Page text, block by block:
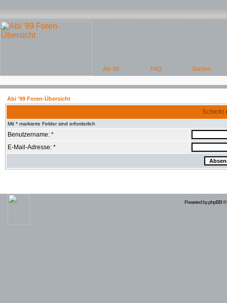
Abi '99 Foren-Übersicht
Schickt
Mit * markierte Felder sind erforderlich
Benutzername: *
E-Mail-Adresse: *
Powered byphpBB©